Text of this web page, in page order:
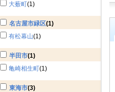
大薮町(1)
名古屋市緑区(1)
有松幕山(1)
半田市(1)
亀崎相生町(1)
東海市(3)